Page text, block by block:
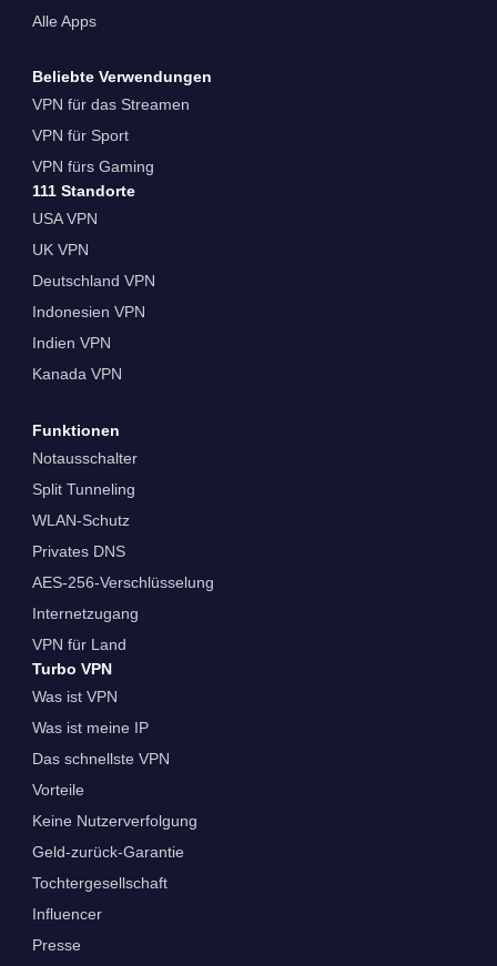
Alle Apps
Beliebte Verwendungen
VPN für das Streamen
VPN für Sport
VPN fürs Gaming
111 Standorte
USA VPN
UK VPN
Deutschland VPN
Indonesien VPN
Indien VPN
Kanada VPN
Funktionen
Notausschalter
Split Tunneling
WLAN-Schutz
Privates DNS
AES-256-Verschlüsselung
Internetzugang
VPN für Land
Turbo VPN
Was ist VPN
Was ist meine IP
Das schnellste VPN
Vorteile
Keine Nutzerverfolgung
Geld-zurück-Garantie
Tochtergesellschaft
Influencer
Presse